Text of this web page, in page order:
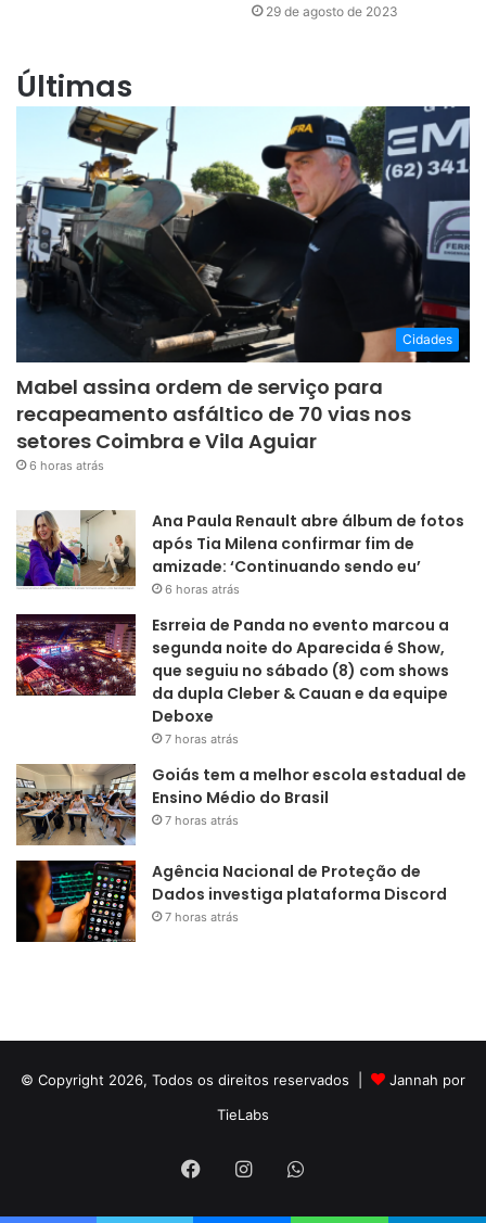
29 de agosto de 2023
Últimas
Cidades
Mabel assina ordem de serviço para
recapeamento asfáltico de 70 vias nos
setores Coimbra e Vila Aguiar
6 horas atrás
Ana Paula Renault abre álbum de fotos
após Tia Milena confirmar fim de
amizade: ‘Continuando sendo eu’
6 horas atrás
Esrreia de Panda no evento marcou a
segunda noite do Aparecida é Show,
que seguiu no sábado (8) com shows
da dupla Cleber & Cauan e da equipe
Deboxe
7 horas atrás
Goiás tem a melhor escola estadual de
Ensino Médio do Brasil
7 horas atrás
Agência Nacional de Proteção de
Dados investiga plataforma Discord
7 horas atrás
© Copyright 2026, Todos os direitos reservados |
Jannah por
TieLabs
FacebookInstagramWhatsApp